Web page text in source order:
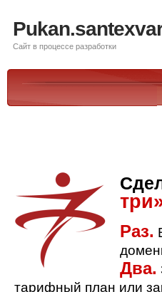
Сайт в процессе разработки
Раз.
Два.
тарифный план или